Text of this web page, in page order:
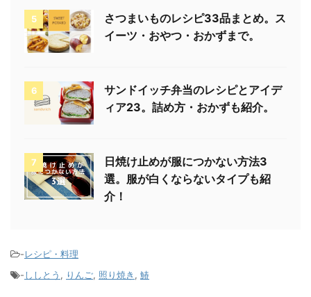
5
さつまいものレシピ33品まとめ。ス
イーツ・おやつ・おかずまで。
6
サンドイッチ弁当のレシピとアイデ
ィア23。詰め方・おかずも紹介。
7
日焼け止めが服につかない方法3
選。服が白くならないタイプも紹
介！
-レシピ・料理
-ししとう , りんご, 照り焼き , 鰆